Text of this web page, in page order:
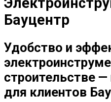
Бауцентр
Удобство и
строительстве
для клиентов